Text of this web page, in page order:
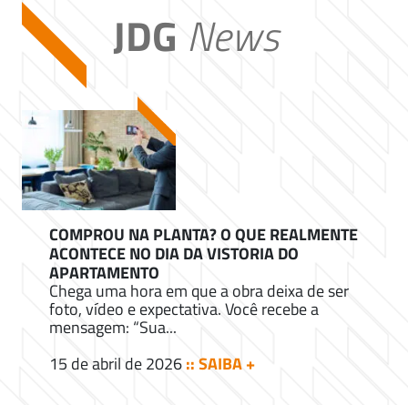
JDG News
COMPROU NA PLANTA? O QUE REALMENTE
ACONTECE NO DIA DA VISTORIA DO
APARTAMENTO
Chega uma hora em que a obra deixa de ser
foto, vídeo e expectativa. Você recebe a
mensagem: “Sua...
15 de abril de 2026:: SAIBA +